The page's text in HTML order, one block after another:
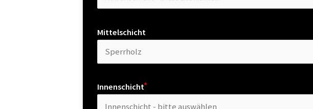
Mittelschicht
Innenschicht